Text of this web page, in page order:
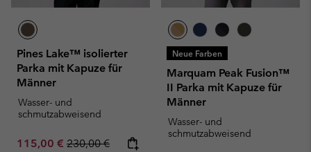
Pines Lake™ isolierter
Parka mit Kapuze für
Männer
Wasser- und
schmutzabweisend
Sale price:
115,00 € Regular price:
230,00 €
Neue Farben
Marquam Peak Fusion™
II Parka mit Kapuze für
Männer
Wasser- und
schmutzabweisend